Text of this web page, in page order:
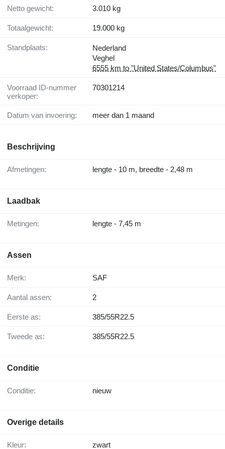
Netto gewicht: 3.010 kg
Totaalgewicht: 19.000 kg
Standplaats:
Nederland
Veghel
6555 km to "United States/Columbus"
Voorraad ID-nummer
verkoper:
70301214
Datum van invoering: meer dan 1 maand
Beschrijving
Afmetingen: lengte - 10 m, breedte - 2,48 m
Laadbak
Metingen: lengte - 7,45 m
Assen
Merk: SAF
Aantal assen: 2
Eerste as: 385/55R22.5
Tweede as: 385/55R22.5
Conditie
Conditie: nieuw
Overige details
Kleur: zwart